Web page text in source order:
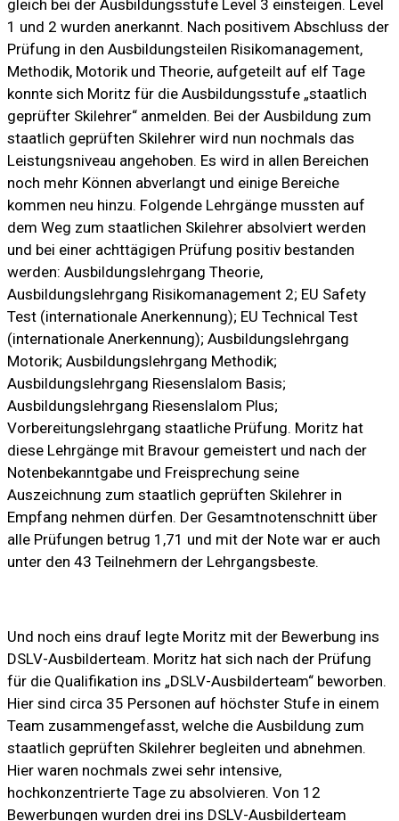
gleich bei der Ausbildungsstufe Level 3 einsteigen. Level
1 und 2 wurden anerkannt. Nach positivem Abschluss der
Prüfung in den Ausbildungsteilen Risikomanagement,
Methodik, Motorik und Theorie, aufgeteilt auf elf Tage
konnte sich Moritz für die Ausbildungsstufe „staatlich
geprüfter Skilehrer“ anmelden. Bei der Ausbildung zum
staatlich geprüften Skilehrer wird nun nochmals das
Leistungsniveau angehoben. Es wird in allen Bereichen
noch mehr Können abverlangt und einige Bereiche
kommen neu hinzu. Folgende Lehrgänge mussten auf
dem Weg zum staatlichen Skilehrer absolviert werden
und bei einer achttägigen Prüfung positiv bestanden
werden: Ausbildungslehrgang Theorie,
Ausbildungslehrgang Risikomanagement 2; EU Safety
Test (internationale Anerkennung); EU Technical Test
(internationale Anerkennung); Ausbildungslehrgang
Motorik; Ausbildungslehrgang Methodik;
Ausbildungslehrgang Riesenslalom Basis;
Ausbildungslehrgang Riesenslalom Plus;
Vorbereitungslehrgang staatliche Prüfung. Moritz hat
diese Lehrgänge mit Bravour gemeistert und nach der
Notenbekanntgabe und Freisprechung seine
Auszeichnung zum staatlich geprüften Skilehrer in
Empfang nehmen dürfen. Der Gesamtnotenschnitt über
alle Prüfungen betrug 1,71 und mit der Note war er auch
unter den 43 Teilnehmern der Lehrgangsbeste.
Und noch eins drauf legte Moritz mit der Bewerbung ins
DSLV-Ausbilderteam. Moritz hat sich nach der Prüfung
für die Qualifikation ins „DSLV-Ausbilderteam“ beworben.
Hier sind circa 35 Personen auf höchster Stufe in einem
Team zusammengefasst, welche die Ausbildung zum
staatlich geprüften Skilehrer begleiten und abnehmen.
Hier waren nochmals zwei sehr intensive,
hochkonzentrierte Tage zu absolvieren. Von 12
Bewerbungen wurden drei ins DSLV-Ausbilderteam